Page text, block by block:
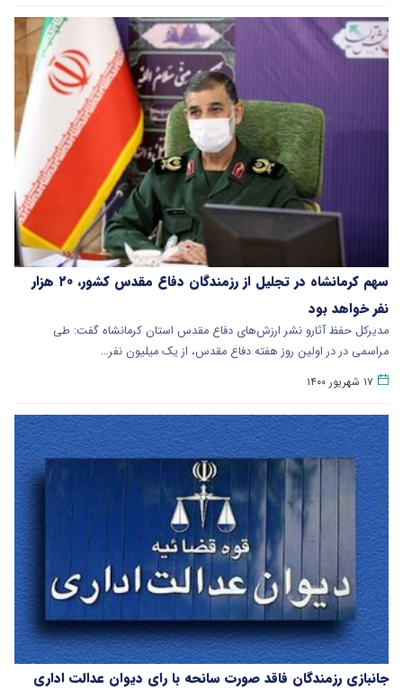
سهم کرمانشاه در تجلیل از رزمندگان دفاع مقدس کشور، ۲۰ هزار
نفر خواهد بود
مدیرکل حفظ آثارو نشر ارزش‌های دفاع مقدس استان کرمانشاه گفت: طی
مراسمی در در اولین روز هفته دفاع مقدس، از یک میلیون نفر…
۱۷ شهریور ۱۴۰۰
جانبازی رزمندگان فاقد صورت سانحه با رای دیوان عدالت اداری